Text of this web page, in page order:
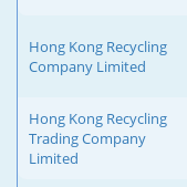
Hong Kong Recycling
Company Limited
Hong Kong Recycling
Trading Company
Limited